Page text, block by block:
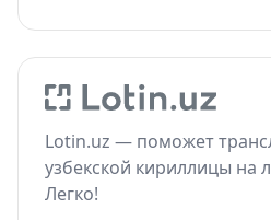
Lotin.uz — поможет
узбекской кириллицы на
Легко!